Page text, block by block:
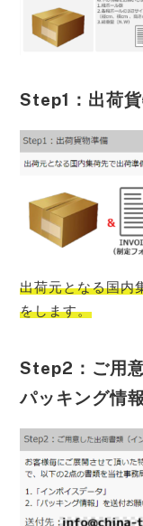
Step1：出荷
出荷元となる国内
をします。
Step2：ご用
パッキング情